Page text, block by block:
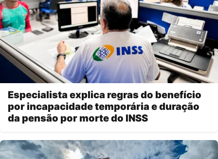
Especialista explica regras do benefício
por incapacidade temporária e duração
da pensão por morte do INSS